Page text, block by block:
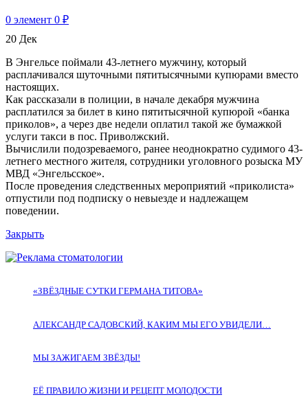
0 элемент 0 ₽
20 Дек
В Энгельсе поймали 43-летнего мужчину, который
расплачивался шуточными пятитысячными купюрами вместо
настоящих.
Как рассказали в полиции, в начале декабря мужчина
расплатился за билет в кино пятитысячной купюрой «банка
приколов», а через две недели оплатил такой же бумажкой
услуги такси в пос. Приволжский.
Вычислили подозреваемого, ранее неоднократно судимого 43-
летнего местного жителя, сотрудники уголовного розыска МУ
МВД «Энгельсское».
После проведения следственных мероприятий «приколиста»
отпустили под подписку о невыезде и надлежащем
поведении.
Закрыть
«ЗВЁЗДНЫЕ СУТКИ ГЕРМАНА ТИТОВА»
АЛЕКСАНДР САДОВСКИЙ, КАКИМ МЫ ЕГО УВИДЕЛИ…
МЫ ЗАЖИГАЕМ ЗВЁЗДЫ!
ЕЁ ПРАВИЛО ЖИЗНИ И РЕЦЕПТ МОЛОДОСТИ